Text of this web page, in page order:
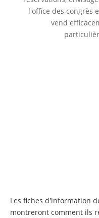
l'office des congrès
vend
Les fiches d'information
montreront comment ils